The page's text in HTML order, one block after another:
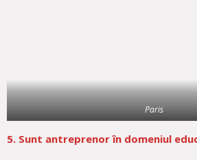
Paris
5. Sunt antreprenor în domeniul